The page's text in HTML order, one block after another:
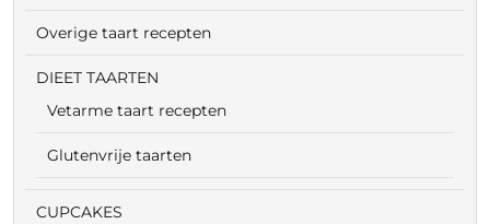
Overige taart recepten
DIEET TAARTEN
Vetarme taart recepten
Glutenvrije taarten
CUPCAKES